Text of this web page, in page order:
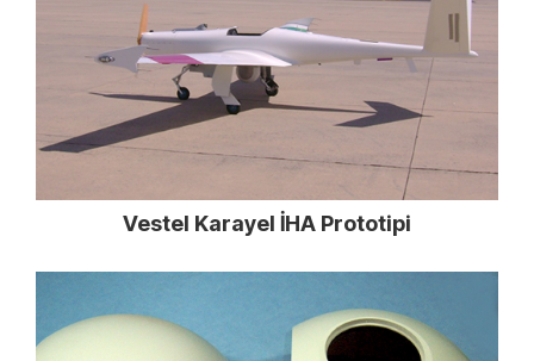
Vestel Karayel İHA Prototipi